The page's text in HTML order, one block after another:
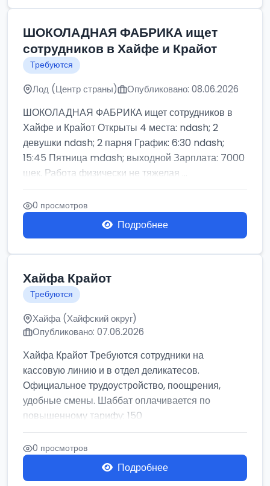
ШОКОЛАДНАЯ ФАБРИКА ищет
сотрудников в Хайфе и Крайот
Требуются
Лод (Центр страны) Опубликовано: 08.06.2026
ШОКОЛАДНАЯ ФАБРИКА ищет сотрудников в
Хайфе и Крайот Открыты 4 места: ndash; 2
девушки ndash; 2 парня График: 6:30 ndash;
15:45 Пятница mdash; выходной Зарплата: 7000
шек. Работа физически не тяжелая ...
0 просмотров
Подробнее
Хайфа Крайот
Требуются
Хайфа (Хайфский округ)
Опубликовано: 07.06.2026
Хайфа Крайот Требуются сотрудники на
кассовую линию и в отдел деликатесов.
Официальное трудоустройство, поощрения,
удобные смены. Шаббат оплачивается по
повышенному тарифу: 150
0 просмотров
Подробнее